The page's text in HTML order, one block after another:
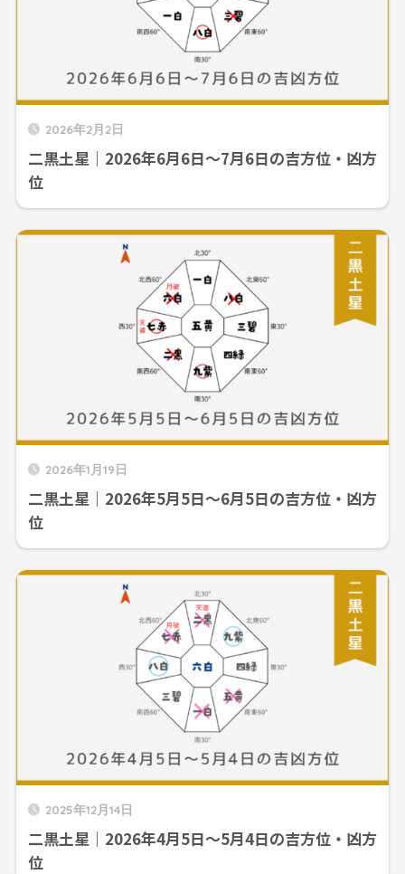
2026年2月2日
二黒土星｜2026年6月6日～7月6日の吉方位・凶方
位
2026年1月19日
二黒土星｜2026年5月5日～6月5日の吉方位・凶方
位
2025年12月14日
二黒土星｜2026年4月5日～5月4日の吉方位・凶方
位